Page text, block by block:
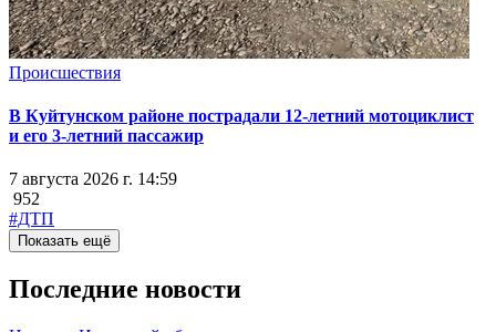
Происшествия
В Куйтунском районе пострадали 12-летний мотоциклист
и его 3-летний пассажир
7 августа 2026 г. 14:59
952
#ДТП
Показать ещё
Последние новости